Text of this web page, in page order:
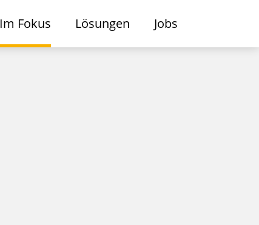
Im Fokus Lösungen Jobs